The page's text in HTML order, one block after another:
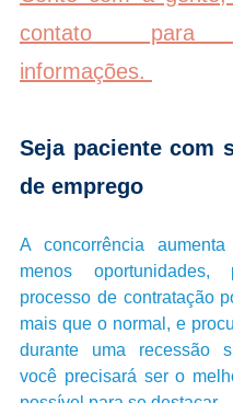
contato para
informações.
Seja paciente com
de emprego
A concorrência
menos oportunidades,
processo de contratação
mais que o normal, e
durante uma recessão
você precisará ser o